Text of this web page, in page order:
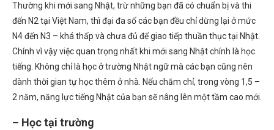
Thường khi mới sang Nhật, trừ những bạn đã có chuẩn bị và thi
đến N2 tại Việt Nam, thì đại đa số các bạn đều chỉ dừng lại ở mức
N4 đến N3 – khá thấp và chưa đủ để giao tiếp thuần thục tại Nhật.
Chính vì vậy việc quan trọng nhất khi mới sang Nhật chính là học
tiếng. Không chỉ là học ở trường Nhật ngữ mà các bạn cũng nên
dành thời gian tự học thêm ở nhà. Nếu chăm chỉ, trong vòng 1,5 –
2 năm, năng lực tiếng Nhật của bạn sẽ nâng lên một tầm cao mới.
– Học tại trường